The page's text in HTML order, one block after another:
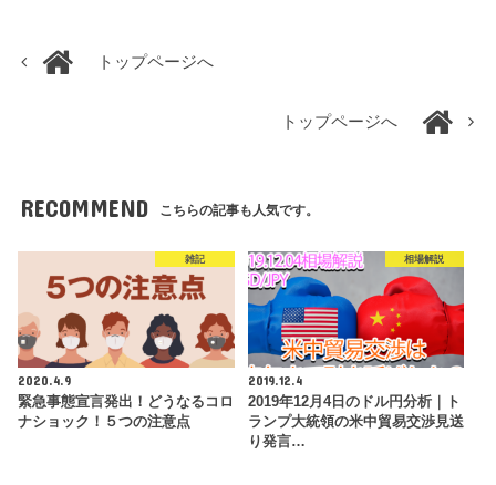
トップページへ
トップページへ
RECOMMEND こちらの記事も人気です。
雑記
2020.4.9
緊急事態宣言発出！どうなるコロ
ナショック！５つの注意点
相場解説
2019.12.4
2019年12月4日のドル円分析｜ト
ランプ大統領の米中貿易交渉見送
り発言…